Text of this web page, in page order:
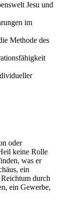
Jesu und
im
Methode des
oder
keine Rolle
was er
ein
durch
ein Gewerbe,